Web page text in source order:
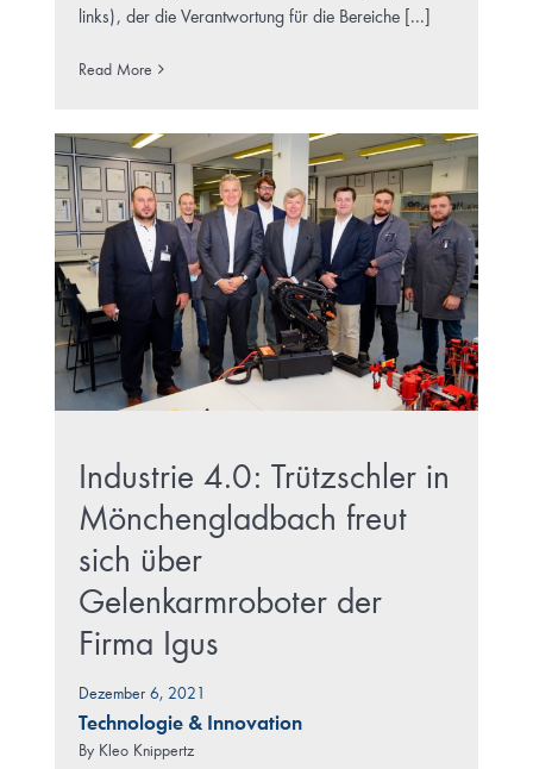
links), der die Verantwortung für die Bereiche [...]
Read More
Industrie 4.0: Trützschler in
Mönchengladbach freut
sich über
Gelenkarmroboter der
Firma Igus
Dezember 6, 2021
Technologie & Innovation
By Kleo Knippertz